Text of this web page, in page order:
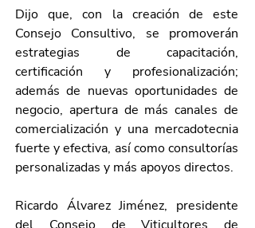
Dijo que, con la creación de este
Consejo Consultivo, se promoverán
estrategias de capacitación,
certificación y profesionalización;
además de nuevas oportunidades de
negocio, apertura de más canales de
comercialización y una mercadotecnia
fuerte y efectiva, así como consultorías
personalizadas y más apoyos directos.
Ricardo Álvarez Jiménez, presidente